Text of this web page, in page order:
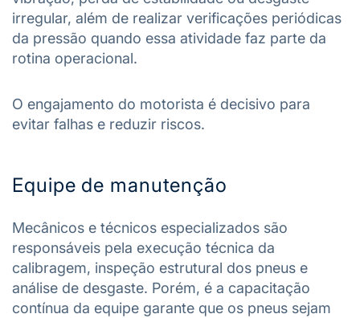
irregular, além de realizar verificações periódicas
da pressão quando essa atividade faz parte da
rotina operacional.
O engajamento do motorista é decisivo para
evitar falhas e reduzir riscos.
Equipe de manutenção
Mecânicos e técnicos especializados são
responsáveis pela execução técnica da
calibragem, inspeção estrutural dos pneus e
análise de desgaste. Porém, é a capacitação
contínua da equipe garante que os pneus sejam